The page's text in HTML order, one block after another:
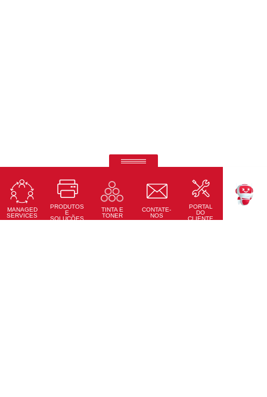
MANAGED
SERVICES
PRODUTOS
E
SOLUÇÕES
TINTA E
TONER
CONTATE-
NOS
PORTAL
DO
CLIENTE
Ricoh Pro C7500
Impressão em quinta cor de outro nível.
Saiba Mais